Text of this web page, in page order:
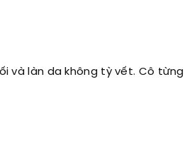
và làn da không tỳ vết. Cô từng